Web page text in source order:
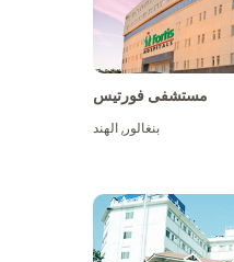
مستشفى فورتيس
بنغالور,الهند